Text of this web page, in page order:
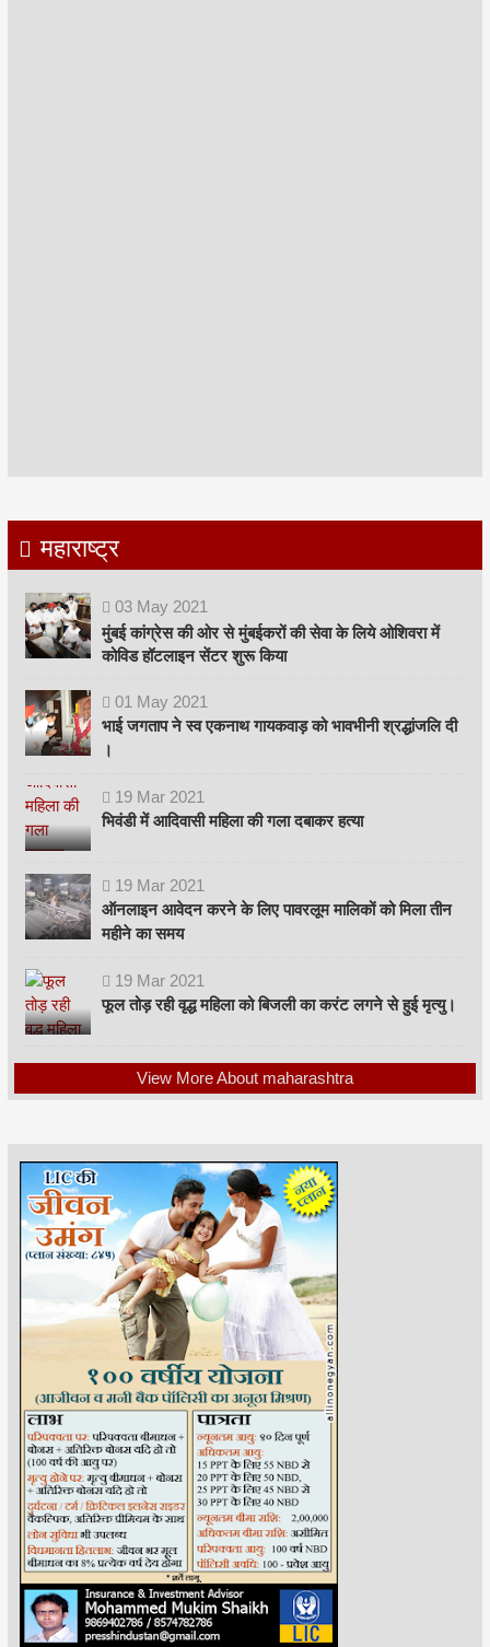
महाराष्ट्र
03 May 2021
मुंबई कांग्रेस की ओर से मुंबईकरों की सेवा के लिये ओशिवरा में
कोविड हॉटलाइन सेंटर शुरू किया
01 May 2021
भाई जगताप ने स्व एकनाथ गायकवाड़ को भावभीनी श्रद्धांजलि दी
।
19 Mar 2021
भिवंडी में आदिवासी महिला की गला दबाकर हत्या
19 Mar 2021
ऑनलाइन आवेदन करने के लिए पावरलूम मालिकों को मिला तीन
महीने का समय
19 Mar 2021
फूल तोड़ रही वृद्ध महिला को बिजली का करंट लगने से हुई मृत्यु।
View More About maharashtra